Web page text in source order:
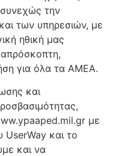
την
των υπηρεσιών, με
ηθική μας
για όλα τα ΑΜΕΑ.
και
με
και το
και να